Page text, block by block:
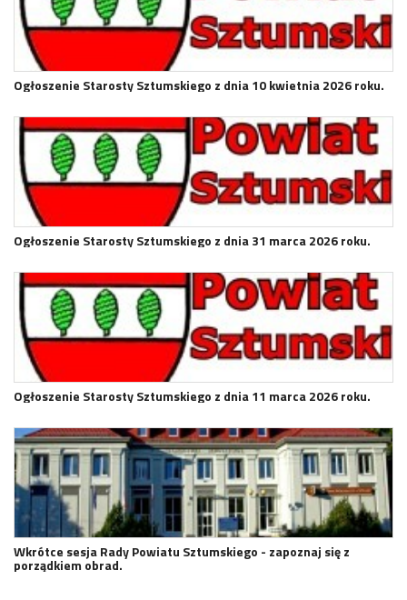
Ogłoszenie Starosty Sztumskiego z dnia 10 kwietnia 2026 roku.
Ogłoszenie Starosty Sztumskiego z dnia 31 marca 2026 roku.
Ogłoszenie Starosty Sztumskiego z dnia 11 marca 2026 roku.
Wkrótce sesja Rady Powiatu Sztumskiego - zapoznaj się z
porządkiem obrad.